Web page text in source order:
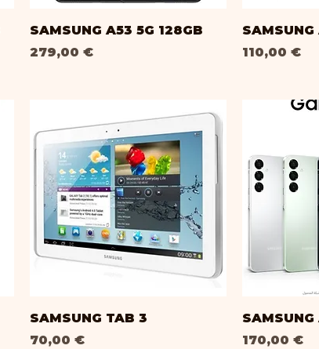
SAMSUNG A53 5G 128GB
Prix
279,00 €
SAMSUNG
Prix
110,00 €
SAMSUNG TAB 3
Prix
70,00 €
SAMSUNG
Prix
170,00 €